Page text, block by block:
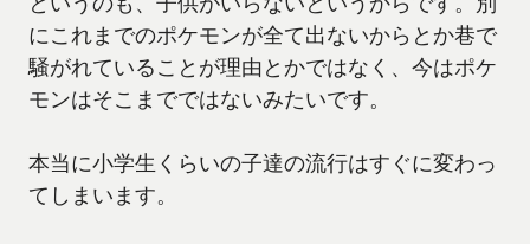
にこれまでのポケモンが全て出ないからとか巷で
騒がれていることが理由とかではなく、今はポケ
モンはそこまでではないみたいです。
本当に小学生くらいの子達の流行はすぐに変わっ
てしまいます。